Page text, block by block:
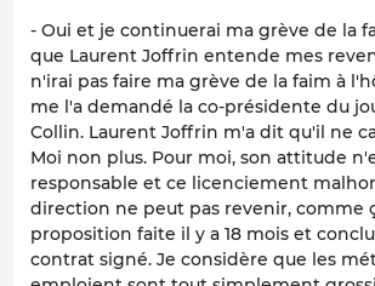
- Oui et je continuerai ma grève de la
que Laurent Joffrin entende mes
n'irai pas faire ma grève de la faim à
me l'a demandé la co-présidente du
Collin. Laurent Joffrin m'a dit qu'il ne
Moi non plus. Pour moi, son attitude
responsable et ce licenciement
direction ne peut pas revenir, comme
proposition faite il y a 18 mois et
contrat signé. Je considère que les